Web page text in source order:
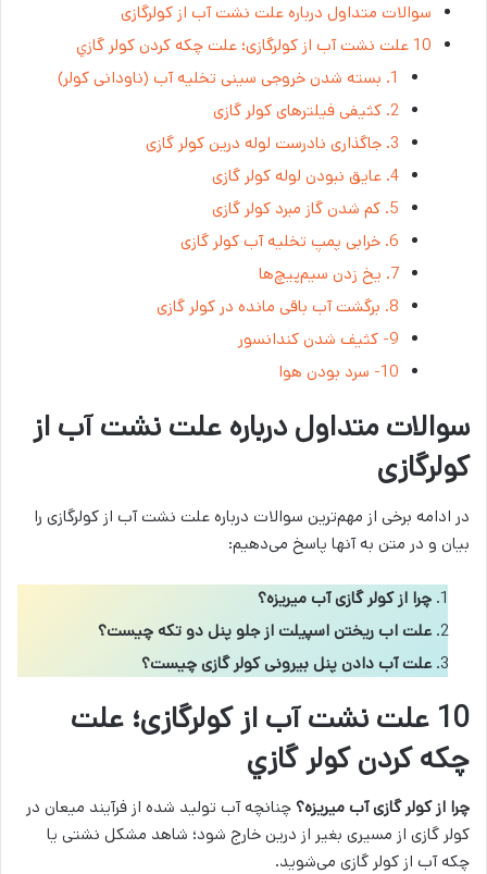
سوالات متداول درباره علت نشت آب از کولرگازی
10 علت نشت آب از کولرگازی؛ علت چكه كردن كولر گازي
1. بسته شدن خروجی سینی تخلیه آب (ناودانی کولر)
2. کثیفی فیلترهای کولر گازی
3. جاگذاری نادرست لوله درین کولر گازی
4. عایق نبودن لوله کولر گازی
5. کم شدن گاز مبرد کولر گازی
6. خرابی پمپ تخلیه آب کولر گازی
7. یخ زدن سیم‌پیچ‌ها
8. برگشت آب باقی مانده در کولر گازی
9- کثیف شدن کندانسور
10- سرد بودن هوا
سوالات متداول درباره علت نشت آب از
کولرگازی
در ادامه برخی از مهم‌ترین سوالات درباره علت نشت آب از کولرگازی را
بیان و در متن به آنها پاسخ می‌دهیم:
چرا از کولر گازی آب میریزه؟
علت اب ریختن اسپیلت از جلو پنل دو تکه چیست؟
علت آب دادن پنل بیرونی کولر گازی چیست؟
10 علت نشت آب از کولرگازی؛ علت
چكه كردن كولر گازي
چرا از کولر گازی آب میریزه؟چنانچه آب تولید شده از فرآیند میعان در
کولر گازی از مسیری بغیر از درین خارج شود؛ شاهد مشکل نشتی یا
چکه آب از کولر گازی می‌شوید.